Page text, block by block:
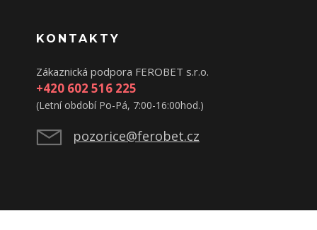
KONTAKTY
Zákaznická podpora FEROBET s.r.o.
+420 602 516 225
(Letní období Po-Pá, 7:00-16:00hod.)
pozorice@ferobet.cz